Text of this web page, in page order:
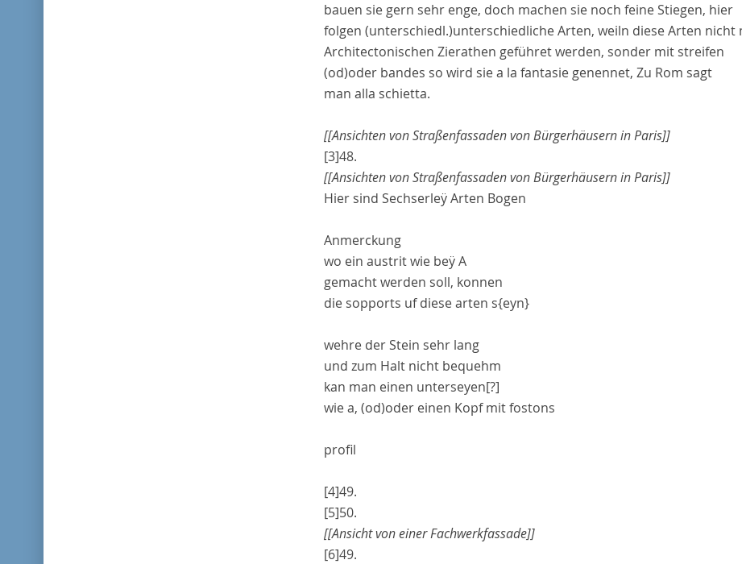
bauen sie gern sehr enge, doch machen sie noch feine Stiegen, hier
folgen (unterschiedl.)unterschiedlicheArten, weiln diese Arten nicht
Architectonischen Zierathen geführet werden, sonder mit streifen
(od)oder bandes so wird siea la fantasiegenennet, Zu Rom sagt
man alla schietta.
[[Ansichten von Straßenfassaden von Bürgerhäusern in Paris]]
[3]48.
[[Ansichten von Straßenfassaden von Bürgerhäusern in Paris]]
Hier sind Sechserleÿ Arten Bogen
Anmerckung
wo ein austrit wie beÿA
gemacht werden soll, konnen
die sopports uf diese arten s{eyn}
wehre der Stein sehr lang
und zum Halt nicht bequehm
kan man einen unterseyen[?]
wiea, (od)odereinen Kopf mitfostons
profil
[4]49.
[5]50.
[[Ansicht von einer Fachwerkfassade]]
[6]49.